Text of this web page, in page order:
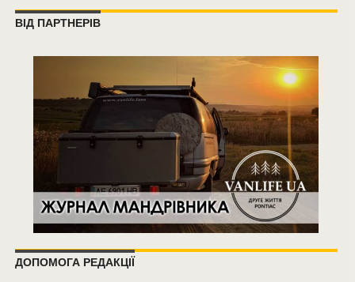
ВІД ПАРТНЕРІВ
ДОПОМОГА РЕДАКЦІЇ